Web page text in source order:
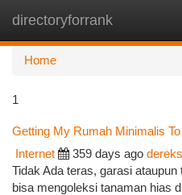
directoryforrank
Home
1
Getting My Rumah Minimalis
Internet 359 days ago
Tidak Ada teras, garasi
bisa mengoleksi tanaman hias